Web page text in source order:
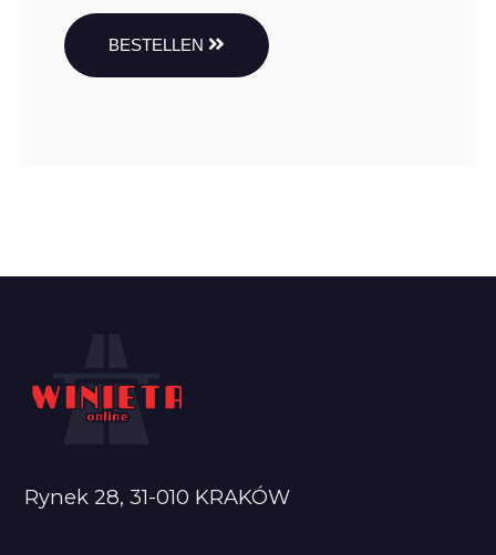
BESTELLEN
Rynek 28, 31-010 KRAKÓW